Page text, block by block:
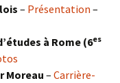
– Présentation –
à Rome (6es
Moreau – Carrière-